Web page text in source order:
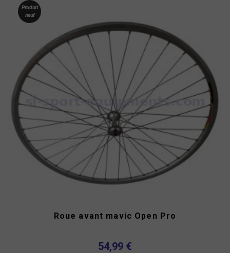
Produit
neuf
Roue avant mavic Open Pro
54,99 €